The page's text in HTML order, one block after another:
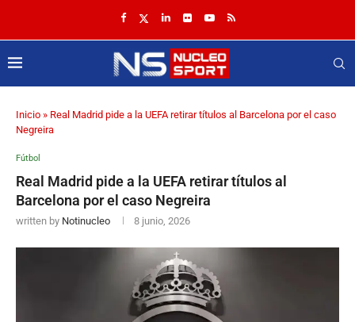
Inicio » Real Madrid pide a la UEFA retirar títulos al Barcelona por el caso
Negreira
Fútbol
Real Madrid pide a la UEFA retirar títulos al
Barcelona por el caso Negreira
written by Notinucleo 8 junio, 2026